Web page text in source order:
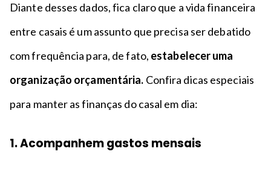
Diante desses dados, fica claro que a vida financeira
entre casais é um assunto que precisa ser debatido
com frequência para, de fato, estabelecer uma
organização orçamentária. Confira dicas especiais
para manter as finanças do casal em dia:
1. Acompanhem gastos mensais